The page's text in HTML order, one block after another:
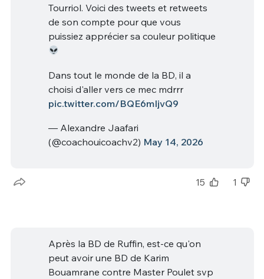
Tourriol. Voici des tweets et retweets
de son compte pour que vous
puissiez apprécier sa couleur politique
Dans tout le monde de la BD, il a
choisi d'aller vers ce mec mdrrr
pic.twitter.com/BQE6mIjvQ9
— Alexandre Jaafari
(@coachouicoachv2) May 14, 2026
15 1
Après la BD de Ruffin, est-ce qu'on
peut avoir une BD de Karim
Bouamrane contre Master Poulet svp